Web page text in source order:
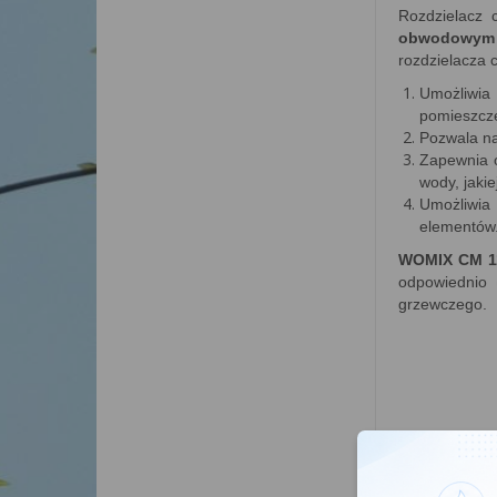
Rozdzielacz
rozdzielacza
Pozwala
Zapewnia
wody,
elementów.
WOMIX CM
grzewczego.